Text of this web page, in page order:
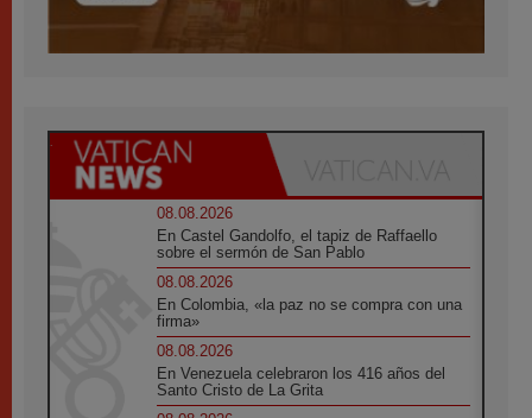
08.08.2026
En Castel Gandolfo, el tapiz de Raffaello
sobre el sermón de San Pablo
08.08.2026
En Colombia, «la paz no se compra con una
firma»
08.08.2026
En Venezuela celebraron los 416 años del
Santo Cristo de La Grita